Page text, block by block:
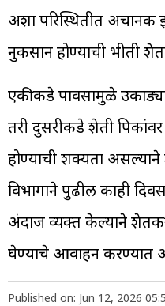
अशा परिस्थितीत अचानक
नुकसान होण्याची भीती
एकीकडे पावसामुळे
तरी दुसरीकडे शेती पिकांवर
होण्याची शक्यता
विभागाने पुढील काही
अंदाज व्यक्त केल्याने
घेण्याचे आवाहन
Published on: Jun 12, 2026